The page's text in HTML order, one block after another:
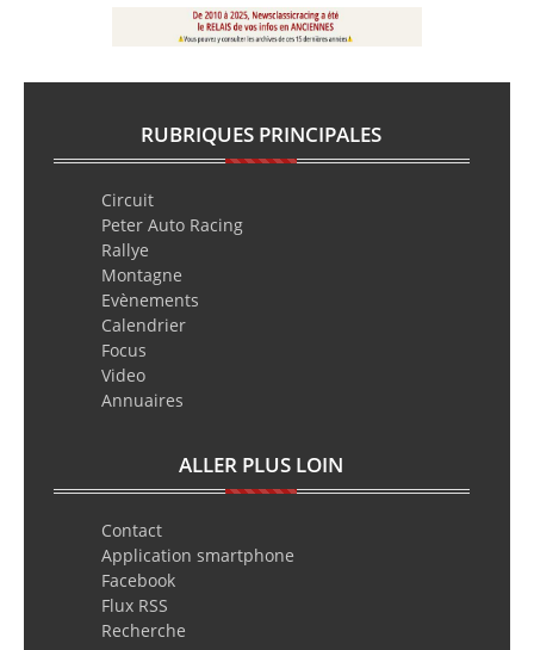
RUBRIQUES PRINCIPALES
Circuit
Peter Auto Racing
Rallye
Montagne
Evènements
Calendrier
Focus
Video
Annuaires
ALLER PLUS LOIN
Contact
Application smartphone
Facebook
Flux RSS
Recherche